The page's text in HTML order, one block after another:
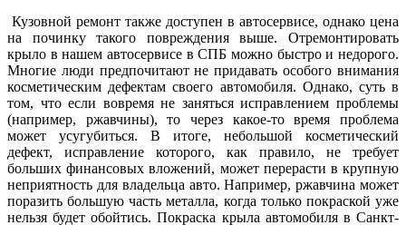
Кузовной ремонт также доступен в автосервисе, однако цена
на починку такого повреждения выше. Отремонтировать
крыло в нашем автосервисе в СПБ можно быстро и недорого.
Многие люди предпочитают не придавать особого внимания
косметическим дефектам своего автомобиля. Однако, суть в
том, что если вовремя не заняться исправлением проблемы
(например, ржавчины), то через какое-то время проблема
может усугубиться. В итоге, небольшой косметический
дефект, исправление которого, как правило, не требует
больших финансовых вложений, может перерасти в крупную
неприятность для владельца авто. Например, ржавчина может
поразить большую часть металла, когда только покраской уже
нельзя будет обойтись. Покраска крыла автомобиля в Санкт-